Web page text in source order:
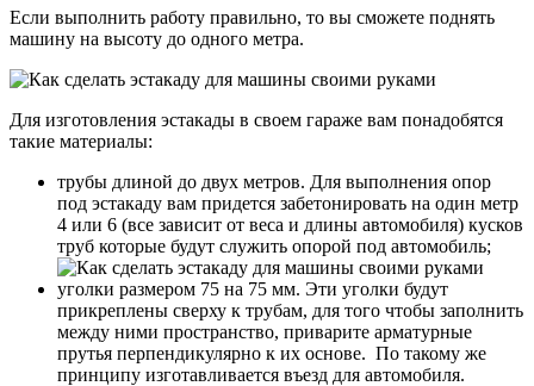
Если выполнить работу правильно, то вы сможете поднять
машину на высоту до одного метра.
Для изготовления эстакады в своем гараже вам понадобятся
такие материалы:
трубы длиной до двух метров. Для выполнения опор
под эстакаду вам придется забетонировать на один метр
4 или 6 (все зависит от веса и длины автомобиля) кусков
труб которые будут служить опорой под автомобиль;
уголки размером 75 на 75 мм. Эти уголки будут
прикреплены сверху к трубам, для того чтобы заполнить
между ними пространство, приварите арматурные
прутья перпендикулярно к их основе. По такому же
принципу изготавливается въезд для автомобиля.